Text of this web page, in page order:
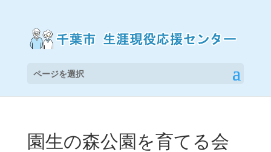
ページを選択
園生の森公園を育てる会